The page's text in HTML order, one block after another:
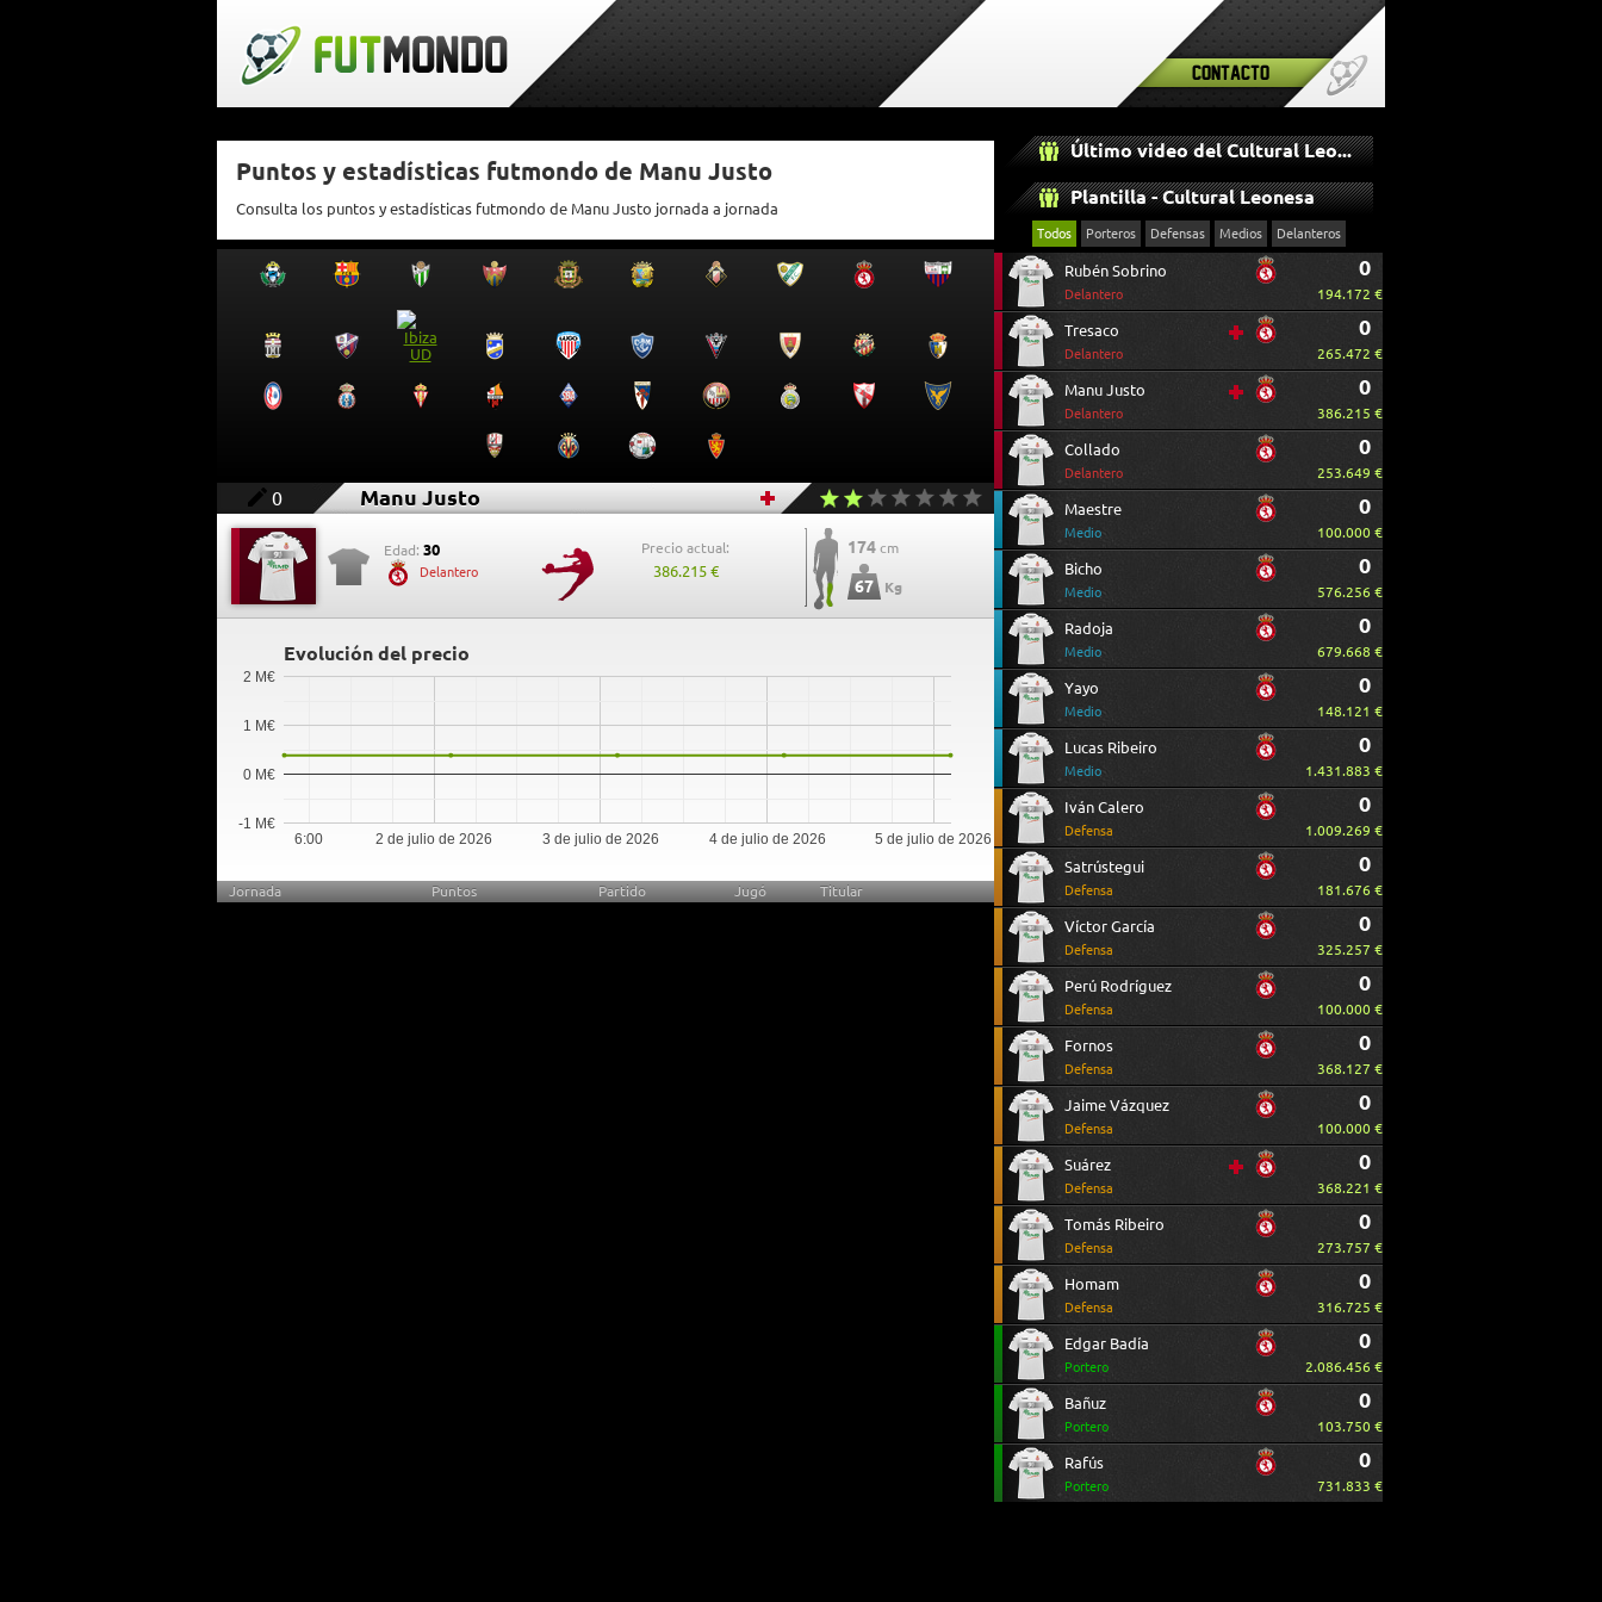
Contacto
Puntos y estadísticas futmondo de Manu Justo
Consulta los puntos y estadísticas futmondo de Manu Justo jornada a jornada
0 Manu Justo
Edad: 30
Delantero
Precio actual:
386.215 €
174 cm
67 Kg
Evolución del precio
2 de julio de 2026 3 de julio de 2026 4 de julio de 2026 5 de julio de 2026
6:00
-1 M€
0 M€
1 M€
2 M€
Jornada Puntos Partido Jugó Titular
Último video del Cultural Leonesa
Plantilla - Cultural Leonesa
Todos Porteros Defensas Medios Delanteros
Rubén Sobrino
Delantero
0
194.172 €
Tresaco
Delantero
0
265.472 €
Manu Justo
Delantero
0
386.215 €
Collado
Delantero
0
253.649 €
Maestre
Medio
0
100.000 €
Bicho
Medio
0
576.256 €
Radoja
Medio
0
679.668 €
Yayo
Medio
0
148.121 €
Lucas Ribeiro
Medio
0
1.431.883 €
Iván Calero
Defensa
0
1.009.269 €
Satrústegui
Defensa
0
181.676 €
Víctor García
Defensa
0
325.257 €
Perú Rodríguez
Defensa
0
100.000 €
Fornos
Defensa
0
368.127 €
Jaime Vázquez
Defensa
0
100.000 €
Suárez
Defensa
0
368.221 €
Tomás Ribeiro
Defensa
0
273.757 €
Homam
Defensa
0
316.725 €
Edgar Badía
Portero
0
2.086.456 €
Bañuz
Portero
0
103.750 €
Rafús
Portero
0
731.833 €